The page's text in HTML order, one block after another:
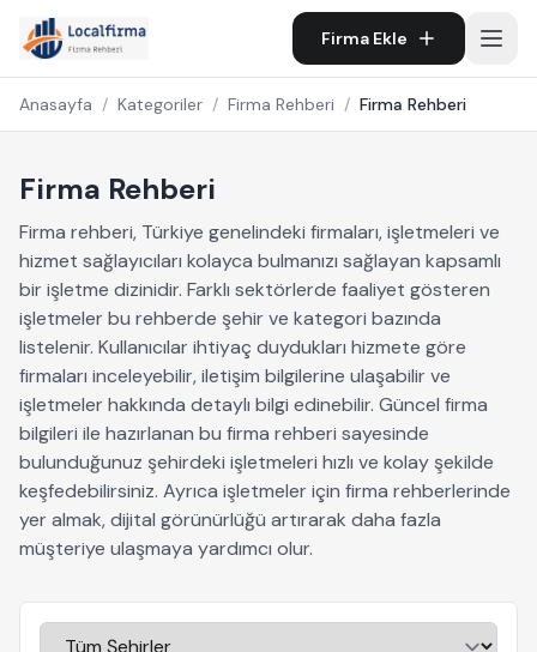
Firma Ekle
Anasayfa / Kategoriler / Firma Rehberi / Firma Rehberi
Firma Rehberi
Firma rehberi, Türkiye genelindeki firmaları, işletmeleri ve
hizmet sağlayıcıları kolayca bulmanızı sağlayan kapsamlı
bir işletme dizinidir. Farklı sektörlerde faaliyet gösteren
işletmeler bu rehberde şehir ve kategori bazında
listelenir. Kullanıcılar ihtiyaç duydukları hizmete göre
firmaları inceleyebilir, iletişim bilgilerine ulaşabilir ve
işletmeler hakkında detaylı bilgi edinebilir. Güncel firma
bilgileri ile hazırlanan bu firma rehberi sayesinde
bulunduğunuz şehirdeki işletmeleri hızlı ve kolay şekilde
keşfedebilirsiniz. Ayrıca işletmeler için firma rehberlerinde
yer almak, dijital görünürlüğü artırarak daha fazla
müşteriye ulaşmaya yardımcı olur.